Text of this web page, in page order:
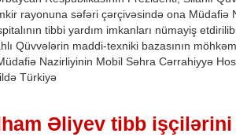
rayonuna səfəri çərçivəsində ona Müdafiə
tibbi yardım imkanları nümayiş
Qüvvələrin maddi-texniki bazasının
Nazirliyinin Mobil Səhra Cərrahiyyə
Türkiyə
Əliyev tibb